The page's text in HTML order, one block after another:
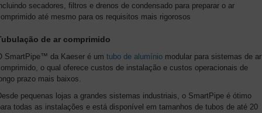
secadores, filtros e drenos de condensado para preparar o ar
até mesmo para os requisitos mais rigorosos
de ar comprimido
SmartPipe™ da Kaeser é um tubo de alumínio modular para sistemas de ar
o qual oferece custos de instalação e custos operacionais de
prazo mais baixos.
pequenas lojas a grandes sistemas industriais, o SmartPipe é ótimo
todas as instalações e está disponível em tamanhos de tubos de até 20